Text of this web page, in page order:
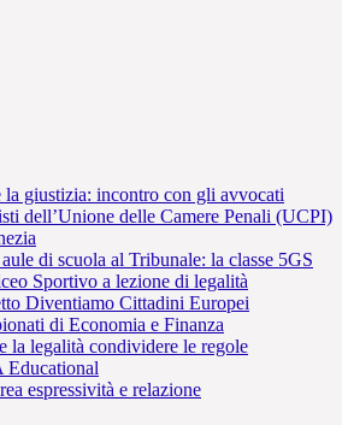
la giustizia: incontro con gli avvocati
dell’Unione delle Camere Penali (UCPI)
di scuola al Tribunale: la classe 5GS
Sportivo a lezione di legalità
Diventiamo Cittadini Europei
di Economia e Finanza
la legalità condividere le regole
Educational
espressività e relazione